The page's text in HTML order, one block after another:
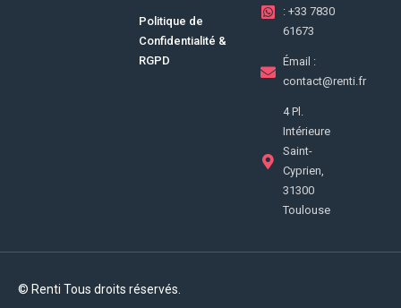
Politique de
Confidentialité &
RGPD
: +33 7830
61673
Émail :
contact@renti.fr
4 Pl.
Intérieure
Saint-
Cyprien,
31300
Toulouse
© Renti Tous droits réservés.